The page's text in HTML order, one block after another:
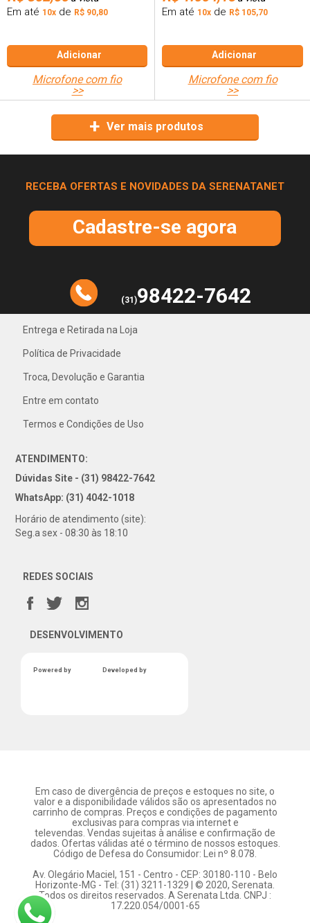
Em até 10x de R$ 90,80
Adicionar
microfone com fio
>>
Em até 10x de R$ 105,70
Adicionar
microfone com fio
>>
Ver mais produtos
RECEBA OFERTAS E NOVIDADES DA SERENATANET
Cadastre-se agora
(31)98422-7642
4042-1018
Entrega e Retirada na Loja
Política de Privacidade
Troca, Devolução e Garantia
Entre em contato
Termos e Condições de Uso
ATENDIMENTO:
Dúvidas Site - (31) 98422-7642
WhatsApp: (31) 4042-1018
Horário de atendimento (site):
Seg.a sex - 08:30 às 18:10
REDES SOCIAIS
DESENVOLVIMENTO
Powered by Developed by
Em caso de divergência de preços e estoques no site, o
valor e a disponibilidade válidos são os apresentados no
carrinho de compras. Preços e condições de pagamento
exclusivas para compras via internet e
televendas. Vendas sujeitas à análise e confirmação de
dados. Ofertas válidas até o término de nossos estoques.
Código de Defesa do Consumidor: Lei nº 8.078.
Av. Olegário Maciel, 151 - Centro - CEP: 30180-110 - Belo
Horizonte-MG - Tel: (31) 3211-1329 | © 2020, Serenata.
Todos os direitos reservados. A Serenata Ltda. CNPJ :
17.220.054/0001-65